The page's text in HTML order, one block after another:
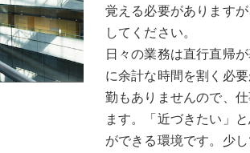
覚える必要があります
してください。
日々の業務は直行直帰
に余計な時間を割く必
勤もありませんので、
ます。「近づきたい」
ができる環境です。少